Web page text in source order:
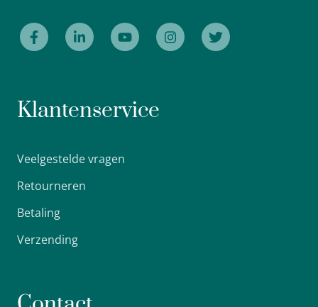
Klantenservice
Veelgestelde vragen
Retourneren
Betaling
Verzending